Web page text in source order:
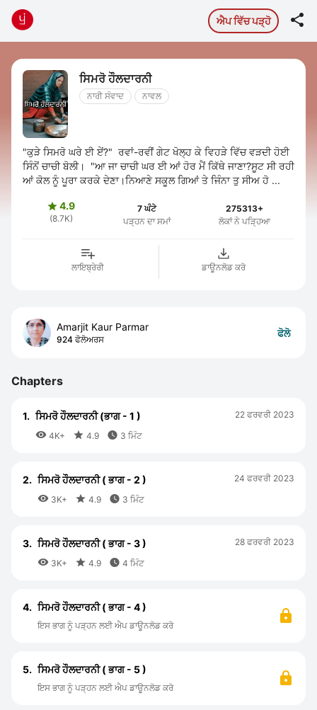
ਐਪ ਵਿੱਚ ਪੜ੍ਹੋ 
ਸਿਮਰੋ ਹੌਲਦਾਰਨੀ
ਨਾਰੀ ਸੰਵਾਦ ਨਾਵਲ
"ਕੁੜੇ ਸਿਮਰੋ ਘਰੇ ਈ ਏਂ?" ਰਵਾਂ-ਰਵੀਂ ਗੇਟ ਖੋਲ੍ਹ ਕੇ ਵਿਹੜੇ ਵਿੱਚ ਵੜਦੀ ਹੋਈ
ਸਿੰਨੋਂ ਚਾਚੀ ਬੋਲੀ। "ਆ ਜਾ ਚਾਚੀ ਘਰ ਈ ਆਂ ਹੋਰ ਮੈਂ ਕਿੱਥੇ ਜਾਣਾ?ਸੂਟ ਸੀ ਰਹੀ
ਆਂ ਕੋਲ ਨੂੰ ਪੂਰਾ ਕਰਕੇ ਦੇਣਾ।ਨਿਆਣੇ ਸਕੂਲ ਗਿਆਂ ਤੇ ਜਿੰਨਾ ਤੁ ਸੀਅ ਹੋ ...
4.9
(8.7K)
7 ਘੰਟੇ
ਪੜ੍ਹਨ ਦਾ ਸਮਾਂ
275313+
ਲੋਕਾਂ ਨੇ ਪੜ੍ਹਿਆ
ਲਾਇਬ੍ਰੇਰੀ ਡਾਊਨਲੋਡ ਕਰੋ
Amarjit Kaur Parmar
924 ਫੋਲੋਅਰਸ
ਫੋਲੋ
Chapters
1. ਸਿਮਰੋ ਹੌਲਦਾਰਨੀ (ਭਾਗ - 1 )
 4K+  4.9  3 ਮਿੰਟ
22 ਫਰਵਰੀ 2023
2. ਸਿਮਰੋ ਹੌਲਦਾਰਨੀ ( ਭਾਗ - 2 )
 3K+  4.9  3 ਮਿੰਟ
24 ਫਰਵਰੀ 2023
3. ਸਿਮਰੋ ਹੌਲਦਾਰਨੀ ( ਭਾਗ - 3 )
 3K+  4.9  4 ਮਿੰਟ
28 ਫਰਵਰੀ 2023
4. ਸਿਮਰੋ ਹੌਲਦਾਰਨੀ ( ਭਾਗ - 4 )
ਇਸ ਭਾਗ ਨੂੰ ਪੜ੍ਹਨ ਲਈ ਐਪ ਡਾਊਨਲੋਡ ਕਰੋ
5. ਸਿਮਰੋ ਹੌਲਦਾਰਨੀ ( ਭਾਗ - 5 )
ਇਸ ਭਾਗ ਨੂੰ ਪੜ੍ਹਨ ਲਈ ਐਪ ਡਾਊਨਲੋਡ ਕਰੋ